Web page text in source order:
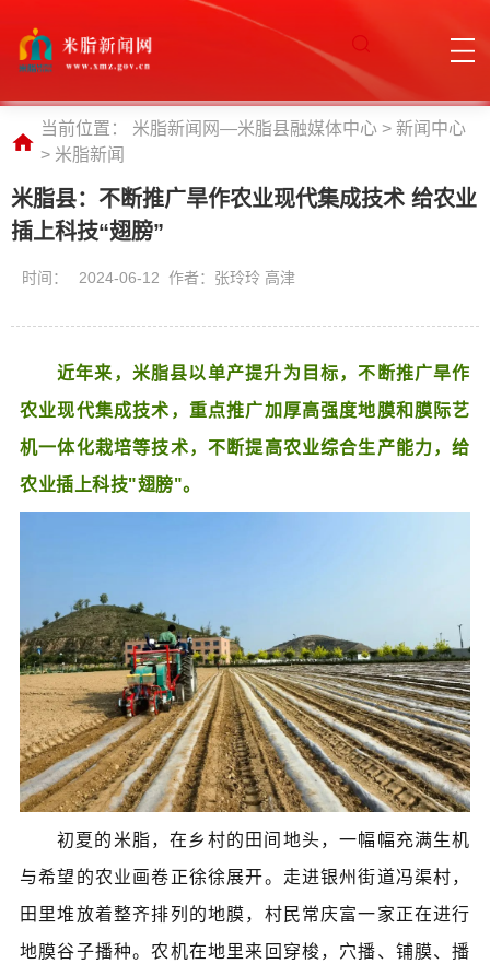
当前位置： 米脂新闻网—米脂县融媒体中心 > 新闻中心
> 米脂新闻
米脂县：不断推广旱作农业现代集成技术 给农业
插上科技“翅膀”
时间： 2024-06-12 作者：张玲玲 高津
近年来，米脂县以单产提升为目标，不断推广旱作
农业现代集成技术，重点推广加厚高强度地膜和膜际艺
机一体化栽培等技术，不断提高农业综合生产能力，给
农业插上科技"翅膀"。
初夏的米脂，在乡村的田间地头，一幅幅充满生机
与希望的农业画卷正徐徐展开。走进银州街道冯渠村，
田里堆放着整齐排列的地膜，村民常庆富一家正在进行
地膜谷子播种。农机在地里来回穿梭，穴播、铺膜、播